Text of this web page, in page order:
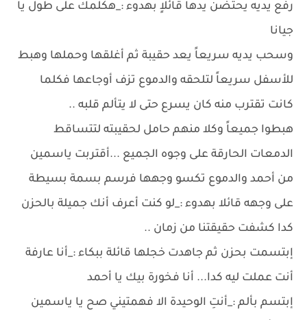
رفع يديه يحتضن يدها قائلاٍ بهدوء :_هكلمك على طول يا
جيانا
وسحب يديه سريعاً يعد حقيبة ثم أغلقها وحملها وهبط
للأسفل سريعاً لتلحقه والدموع تزف أوجاعها فكلما
كانت تقترب منه كان يسرع حتى لا يتألم قلبه ..
هبطوا جميعاً وكلا منهم حامل لحقيبته لتتساقط
الدمعات الحارقة على وجوه الجميع ...أقتربت ياسمين
من أحمد والدموع تكسو وجهها فرسم بسمة بسيطة
على وجهه قائلا بهدوء :_لو كنت أعرف أنك جميلة بالحزن
كدا كشفت حقيقتنا من زمان ..
إبتسمت بحزن ثم جاهدت خجلها قائلة ببكاء :_أنا عارفة
أنت عملت ليه كدا... أنا فخورة بيك يا أحمد
إبتسم بألم :_أنتِ الوحيدة الا فهمتيني صح يا ياسمين